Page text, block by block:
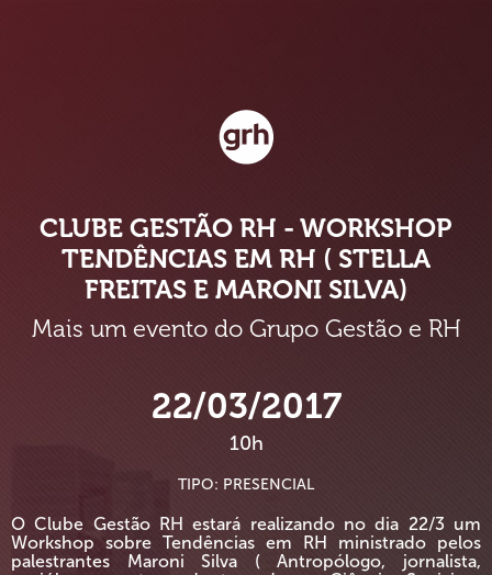
CLUBE GESTÃO RH - WORKSHOP
TENDÊNCIAS EM RH ( STELLA
FREITAS E MARONI SILVA)
Mais um evento do Grupo Gestão e RH
22/03/2017
10h
TIPO: PRESENCIAL
O Clube Gestão RH estará realizando no dia 22/3 um
Workshop sobre Tendências em RH ministrado pelos
palestrantes Maroni Silva ( Antropólogo, jornalista,